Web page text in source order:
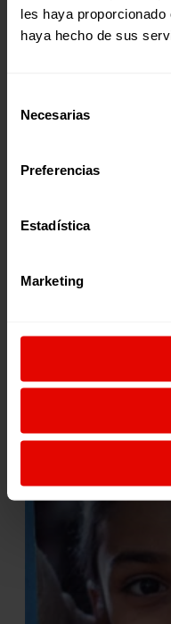
les haya
haya hecho de sus
Necesarias
Preferencias
Estadística
Marketing
Revista trimestral